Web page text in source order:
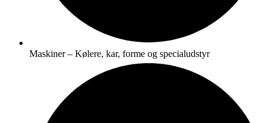
Maskiner – Kølere, kar, forme og specialudstyr